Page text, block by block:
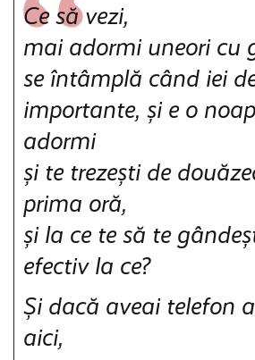
Ce să vezi,
mai adormi uneori cu
se întâmplă când iei
importante, și e o
adormi
și te trezești de
prima oră,
și la ce te să te
efectiv la ce?
Și dacă aveai telefon
aici,